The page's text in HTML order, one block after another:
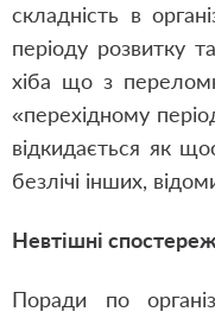
складність в
періоду розвитку
хіба що з
«перехідному
відкидається як
безлічі інших,
Невтішні
Поради по